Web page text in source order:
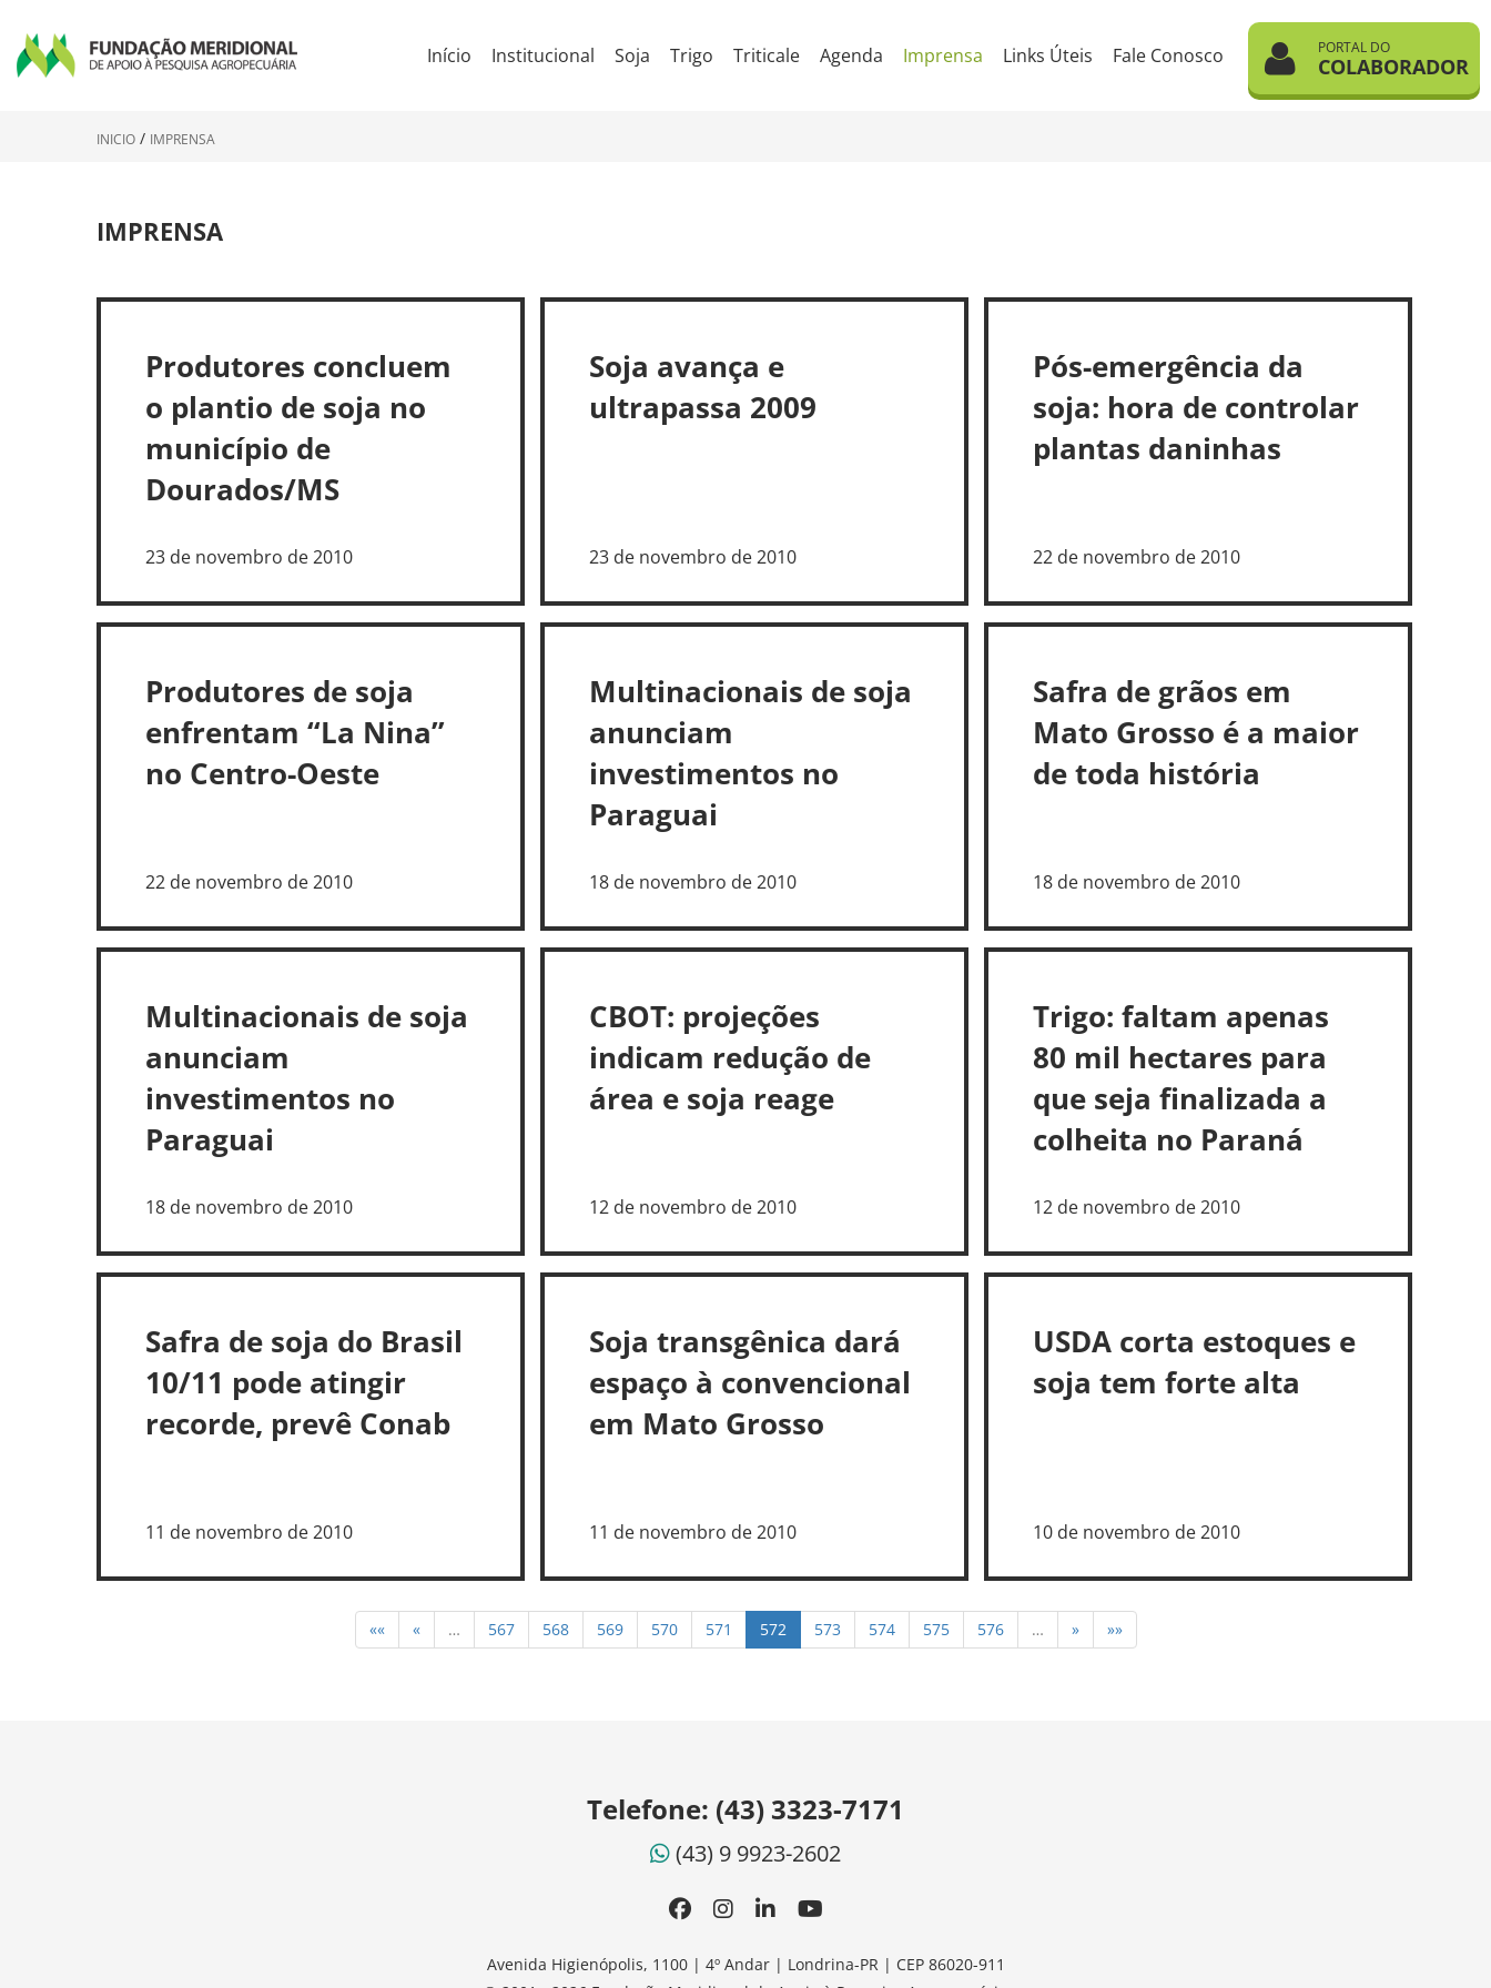
PORTAL DO
COLABORADOR
Início Institucional Soja Trigo Triticale Agenda Imprensa Links Úteis Fale Conosco
INICIO IMPRENSA
IMPRENSA
Produtores concluem
o plantio de soja no
município de
Dourados/MS
23 de novembro de 2010
Soja avança e
ultrapassa 2009
23 de novembro de 2010
Pós-emergência da
soja: hora de controlar
plantas daninhas
22 de novembro de 2010
Produtores de soja
enfrentam “La Nina”
no Centro-Oeste
22 de novembro de 2010
Multinacionais de soja
anunciam
investimentos no
Paraguai
18 de novembro de 2010
Safra de grãos em
Mato Grosso é a maior
de toda história
18 de novembro de 2010
Multinacionais de soja
anunciam
investimentos no
Paraguai
18 de novembro de 2010
CBOT: projeções
indicam redução de
área e soja reage
12 de novembro de 2010
Trigo: faltam apenas
80 mil hectares para
que seja finalizada a
colheita no Paraná
12 de novembro de 2010
Safra de soja do Brasil
10/11 pode atingir
recorde, prevê Conab
11 de novembro de 2010
Soja transgênica dará
espaço à convencional
em Mato Grosso
11 de novembro de 2010
USDA corta estoques e
soja tem forte alta
10 de novembro de 2010
«« « … 567 568 569 570 571 572 573 574 575 576 … » »»
Telefone: (43) 3323-7171
(43) 9 9923-2602
Avenida Higienópolis, 1100 | 4º Andar | Londrina-PR | CEP 86020-911